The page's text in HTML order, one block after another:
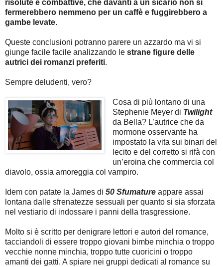
risolute e combattive, che davanti a un sicario non si
fermerebbero nemmeno per un caffè e fuggirebbero a
gambe levate.
Queste conclusioni potranno parere un azzardo ma vi si
giunge facile facile analizzando le strane figure delle
autrici dei romanzi preferiti.
Sempre deludenti, vero?
Cosa di più lontano di una
Stephenie Meyer di Twilight
da Bella? L’autrice che da
mormone osservante ha
impostato la vita sui binari del
lecito e del corretto si rifà con
un’eroina che commercia col
diavolo, ossia amoreggia col vampiro.
Idem con patate la James di 50 Sfumature appare assai
lontana dalle sfrenatezze sessuali per quanto si sia sforzata
nel vestiario di indossare i panni della trasgressione.
Molto si è scritto per denigrare lettori e autori del romance,
tacciandoli di essere troppo giovani bimbe minchia o troppo
vecchie nonne minchia, troppo tutte cuoricini o troppo
amanti dei gatti. A spiare nei gruppi dedicati al romance su